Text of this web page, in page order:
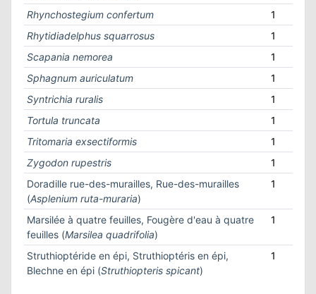
Rhynchostegium confertum
1
Rhytidiadelphus squarrosus
1
Scapania nemorea
1
Sphagnum auriculatum
1
Syntrichia ruralis
1
Tortula truncata
1
Tritomaria exsectiformis
1
Zygodon rupestris
1
Doradille rue-des-murailles, Rue-des-murailles
(Asplenium ruta-muraria)
1
Marsilée à quatre feuilles, Fougère d'eau à quatre
feuilles (Marsilea quadrifolia)
1
Struthioptéride en épi, Struthioptéris en épi,
Blechne en épi (Struthiopteris spicant)
1